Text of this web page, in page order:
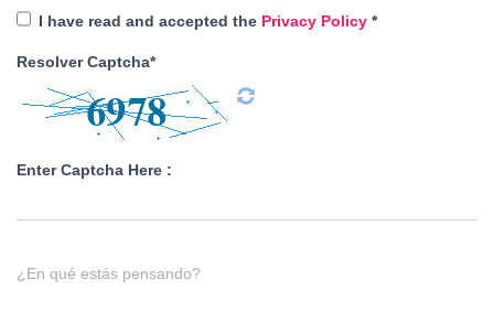
I have read and accepted the Privacy Policy *
Resolver Captcha*
Enter Captcha Here :
¿En qué estás pensando?